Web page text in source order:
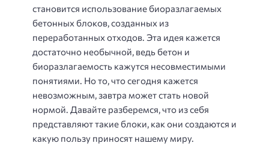
становится использование биоразлагаемых
бетонных блоков, созданных из
переработанных отходов. Эта идея кажется
достаточно необычной, ведь бетон и
биоразлагаемость кажутся несовместимыми
понятиями. Но то, что сегодня кажется
невозможным, завтра может стать новой
нормой. Давайте разберемся, что из себя
представляют такие блоки, как они создаются и
какую пользу приносят нашему миру.